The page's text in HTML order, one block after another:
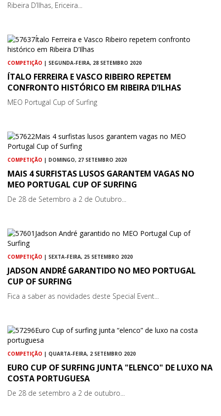
Ribeira D’Ilhas, Ericeira...
COMPETIÇÃO | SEGUNDA-FEIRA, 28 SETEMBRO 2020
ÍTALO FERREIRA E VASCO RIBEIRO REPETEM
CONFRONTO HISTÓRICO EM RIBEIRA D’ILHAS
MEO Portugal Cup of Surfing
COMPETIÇÃO | DOMINGO, 27 SETEMBRO 2020
MAIS 4 SURFISTAS LUSOS GARANTEM VAGAS NO
MEO PORTUGAL CUP OF SURFING
De 28 de Setembro a 2 de Outubro...
COMPETIÇÃO | SEXTA-FEIRA, 25 SETEMBRO 2020
JADSON ANDRÉ GARANTIDO NO MEO PORTUGAL
CUP OF SURFING
Fica a saber as novidades deste Special Event...
COMPETIÇÃO | QUARTA-FEIRA, 2 SETEMBRO 2020
EURO CUP OF SURFING JUNTA "ELENCO" DE LUXO NA
COSTA PORTUGUESA
De 28 de setembro a 2 de outubro...